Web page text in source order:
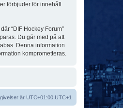
förbjuder för innehåll
“DIF Hockey Forum”
Du går med på att
Denna information
komprometteras.
är UTC+01:00 UTC+1